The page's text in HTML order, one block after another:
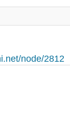
node/2812